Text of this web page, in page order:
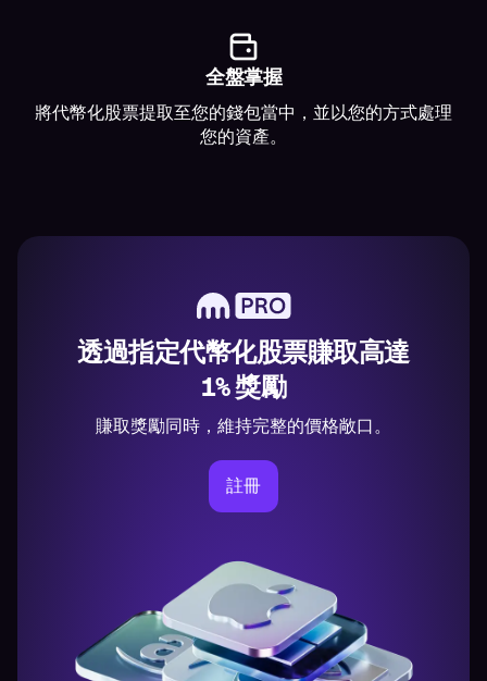
全盤掌握
將代幣化股票提取至您的錢包當中，並以您的方式處理
您的資產。
透過指定代幣化股票賺取高達
1% 獎勵
賺取獎勵同時，維持完整的價格敞口。
註冊